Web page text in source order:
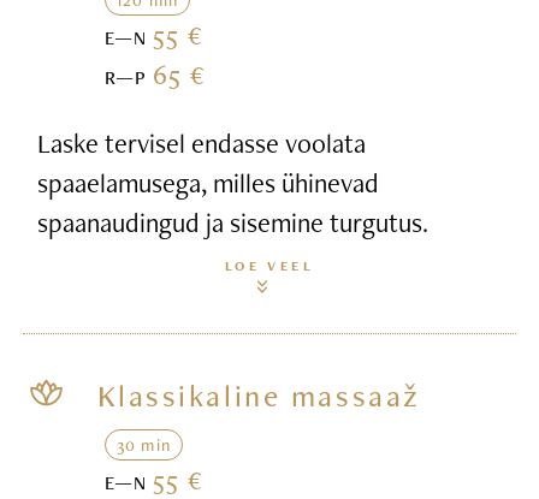
E—N 55 €
R—P 65 €
Laske tervisel endasse voolata
spaaelamusega, milles ühinevad
spaanaudingud ja sisemine turgutus.
LOE VEEL
Klassikaline massaaž
30 min
E—N 55 €